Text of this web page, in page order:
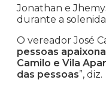
Jonathan e
durante a
O vereador José
pessoas
Camilo e Vila
das pessoas”, diz.